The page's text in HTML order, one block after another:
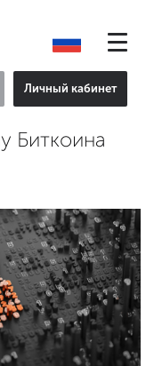
Личный кабинет
Биткоина